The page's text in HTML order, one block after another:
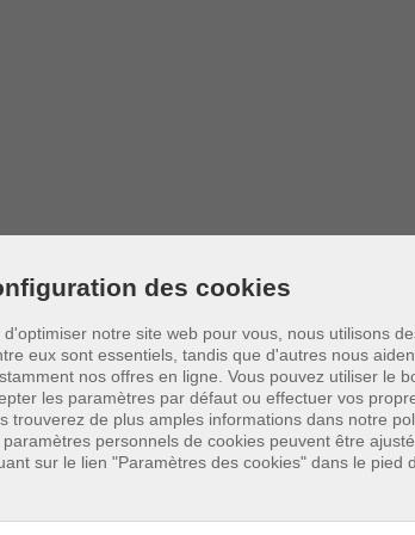
des cookies
d'optimiser notre site web pour vous, nous utilisons
eux sont essentiels, tandis que d'autres nous
nos offres en ligne. Vous pouvez utiliser le
les paramètres par défaut ou effectuer vos
trouverez de plus amples informations dans notre
paramètres personnels de cookies peuvent être
sur le lien "Paramètres des cookies" dans le pied
über die Art, den Umfang und Zwecke
und den im Google Play Store sowie